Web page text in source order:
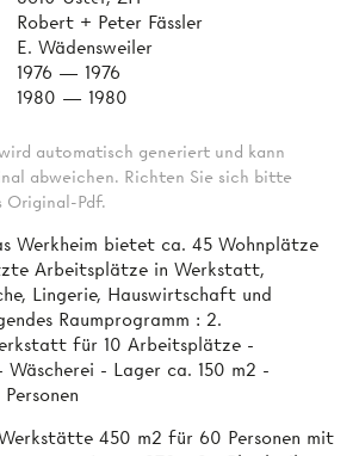
Robert + Peter Fässler
E. Wädensweiler
1976 — 1976
1980 — 1980
automatisch generiert und kann
abweichen. Richten Sie sich bitte
Original-Pdf.
Werkheim bietet ca. 45 Wohnplätze
Arbeitsplätze in Werkstatt,
Lingerie, Hauswirtschaft und
Raumprogramm : 2.
für 10 Arbeitsplätze -
Wäscherei - Lager ca. 150 m2 -
450 m2 für 60 Personen mit